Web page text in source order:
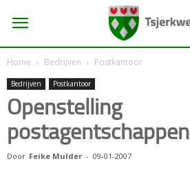
Home Bedrijven Postkantoor
Bedrijven Postkantoor
Openstelling
postagentschappen
Door Feike Mulder - 09-01-2007